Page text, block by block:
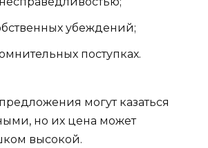
убеждений;
поступках.
могут казаться
но их цена может
высокой.